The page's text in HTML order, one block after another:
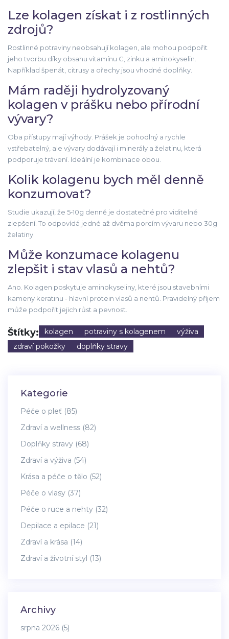
Lze kolagen získat i z rostlinných
zdrojů?
Rostlinné potraviny neobsahují kolagen, ale mohou podpořit
jeho tvorbu díky obsahu vitamínu C, zinku a aminokyselin.
Například špenát, citrusy a ořechy jsou vhodné doplňky.
Mám raději hydrolyzovaný
kolagen v prášku nebo přírodní
vývary?
Oba přístupy mají výhody. Prášek je pohodlný a rychle
vstřebatelný, ale vývary dodávají i minerály a želatinu, která
podporuje trávení. Ideální je kombinace obou.
Kolik kolagenu bych měl denně
konzumovat?
Studie ukazují, že 5‑10g denně je dostatečné pro viditelné
zlepšení. To odpovídá jedné až dvěma porcím vývaru nebo 30g
želatiny.
Může konzumace kolagenu
zlepšit i stav vlasů a nehtů?
Ano. Kolagen poskytuje aminokyseliny, které jsou stavebními
kameny keratinu - hlavní protein vlasů a nehtů. Pravidelný příjem
může podpořit jejich růst a pevnost.
Štítky: kolagen potraviny s kolagenem
výživa
zdraví pokožky
doplňky stravy
Kategorie
Péče o pleť (85)
Zdraví a wellness (82)
Doplňky stravy (68)
Zdraví a výživa (54)
Krása a péče o tělo (52)
Péče o vlasy (37)
Péče o ruce a nehty (32)
Depilace a epilace (21)
Zdraví a krása (14)
Zdraví a životní styl (13)
Archivy
srpna 2026 (5)